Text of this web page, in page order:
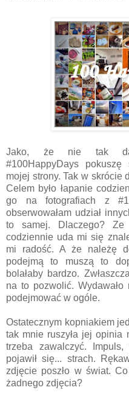
Jako, że nie tak
#100HappyDays
mojej strony. Tak w skrócie
Celem było łapanie
go na fotografiach z
obserwowałam udział
to samej. Dlaczego? Ze
codziennie uda mi się
mi radość. A że należę
podejmą to muszą to
bolałaby bardzo.
na to pozwolić.
podejmować w ogóle.
Ostatecznym kopniakiem
tak mnie ruszyła jej opinia
trzeba zawalczyć.
pojawił się... strach.
zdjęcie poszło w świat.
żadnego zdjęcia?